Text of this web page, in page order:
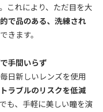
これにより、ただ目を大
で品のある、洗練され
きます。
手間いらず
日新しいレンズを使用
ラブルのリスクを低減
も、手軽に美しい瞳を演